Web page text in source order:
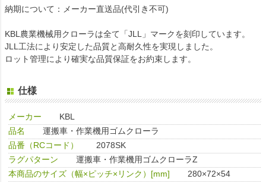
納期について：メーカー直送品(代引き不可)
KBL農業機械用クローラは全て「JLL」マークを刻印しています。
JLL工法により安定した品質と高耐久性を実現しました。
ロット管理により確実な品質保証をお約束します。
仕様
メーカー
KBL
品名
運搬車・作業機用ゴムクローラ
品番（RCコード）
2078SK
ラグパターン
運搬車・作業機用ゴムクローラZ
本商品のサイズ（幅×ピッチ×リンク）[mm]
280×72×54